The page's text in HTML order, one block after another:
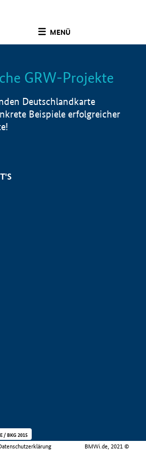
MENÜ
Info
GRW-Projekte
Deutschlandkarte
Beispiele erfolgreicher
BMWi.de, 2021 ©
/ BKG 2015